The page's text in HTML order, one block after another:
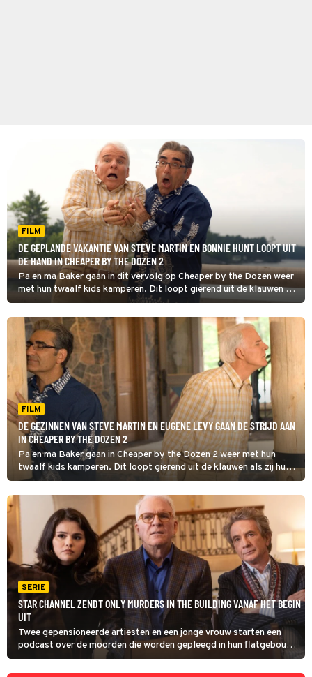
FILM
DE GEPLANDE VAKANTIE VAN STEVE MARTIN EN BONNIE HUNT LOOPT UIT
DE HAND IN CHEAPER BY THE DOZEN 2
Pa en ma Baker gaan in dit vervolg op Cheaper by the Dozen weer
met hun twaalf kids kamperen. Dit loopt gierend uit de klauwen als
zij hun grote concurrent Jimmy en zijn acht kinderen tegenkomen.
FILM
DE GEZINNEN VAN STEVE MARTIN EN EUGENE LEVY GAAN DE STRIJD AAN
IN CHEAPER BY THE DOZEN 2
Pa en ma Baker gaan in Cheaper by the Dozen 2 weer met hun
twaalf kids kamperen. Dit loopt gierend uit de klauwen als zij hun
grote concurrent Jimmy en zijn acht kinderen tegenkomen.
SERIE
STAR CHANNEL ZENDT ONLY MURDERS IN THE BUILDING VANAF HET BEGIN
UIT
Twee gepensioneerde artiesten en een jonge vrouw starten een
podcast over de moorden die worden gepleegd in hun flatgebouw.
De serie Only Murders in the Building won zeven Emmy's en heeft
verrassende gastrollen van onder anderen Sting en Meryl Streep.